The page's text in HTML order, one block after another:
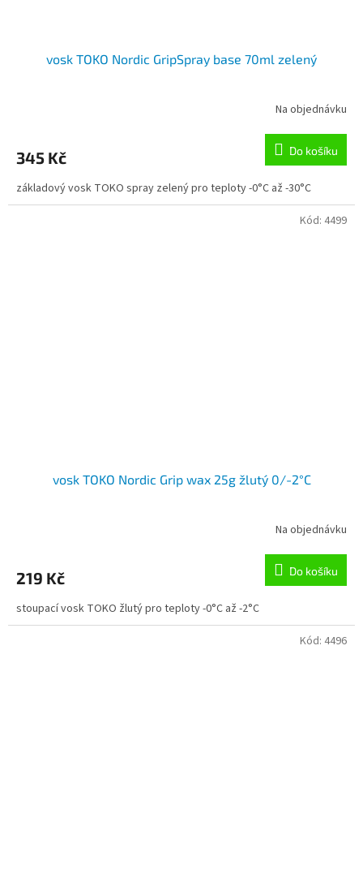
vosk TOKO Nordic GripSpray base 70ml zelený
Na objednávku
345 Kč Do košíku
základový vosk TOKO spray zelený pro teploty -0°C až -30°C
vosk TOKO Nordic Grip wax 25g žlutý 0/-2°C
Na objednávku
219 Kč Do košíku
stoupací vosk TOKO žlutý pro teploty -0°C až -2°C
Kód: 4499
Kód: 4496